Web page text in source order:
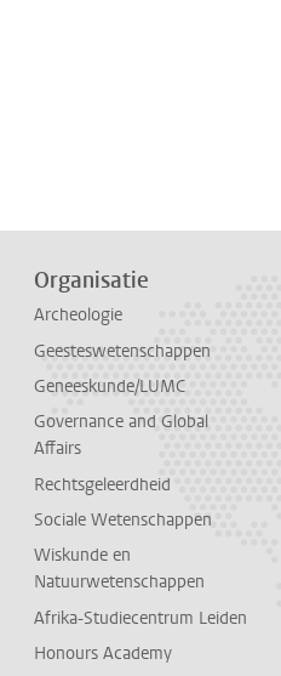
Organisatie
Archeologie
Geesteswetenschappen
Geneeskunde/LUMC
Governance and Global
Affairs
Rechtsgeleerdheid
Sociale Wetenschappen
Wiskunde en
Natuurwetenschappen
Afrika-Studiecentrum Leiden
Honours Academy